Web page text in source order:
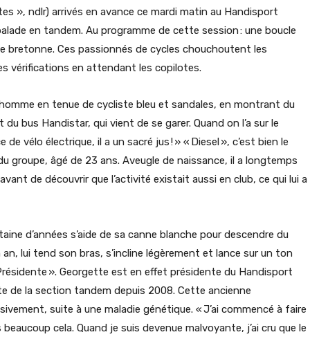
», ndlr) arrivés en avance ce mardi matin au Handisport
en tandem. Au programme de cette session : une boucle
bretonne. Ces passionnés de cycles chouchoutent les
vérifications en attendant les copilotes.
en tenue de cycliste bleu et sandales, en montrant du
bus Handistar, qui vient de se garer. Quand on l’a sur le
vélo électrique, il a un sacré jus ! » « Diesel », c’est bien le
groupe, âgé de 23 ans. Aveugle de naissance, il a longtemps
de découvrir que l’activité existait aussi en club, ce qui lui a
d’années s’aide de sa canne blanche pour descendre du
lui tend son bras, s’incline légèrement et lance sur un ton
». Georgette est en effet présidente du Handisport
de la section tandem depuis 2008. Cette ancienne
suite à une maladie génétique. « J’ai commencé à faire
beaucoup cela. Quand je suis devenue malvoyante, j’ai cru que le